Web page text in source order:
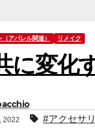
アパレル関連） リメイク
に変化
2022 #アクセサ